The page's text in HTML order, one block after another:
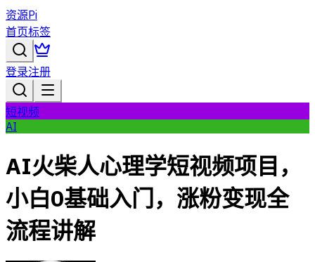
资源Pi
首页标签
登录注册
短视频
AI
AI火柴人心理学短视频项目，
小白0基础入门，涨粉变现全
流程讲解